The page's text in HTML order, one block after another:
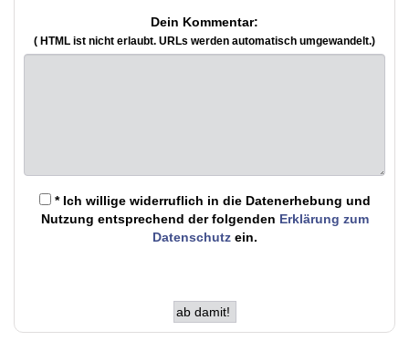
Dein Kommentar:
( HTML ist nicht erlaubt. URLs werden automatisch umgewandelt.)
* Ich willige widerruflich in die Datenerhebung und
Nutzung entsprechend der folgenden Erklärung zum
Datenschutzein.